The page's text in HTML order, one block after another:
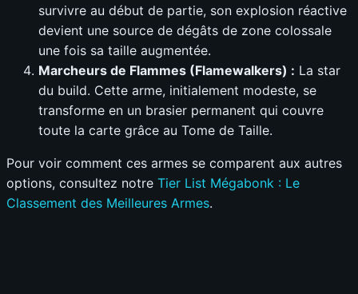
survivre au début de partie, son explosion réactive
devient une source de dégâts de zone colossale
une fois sa taille augmentée.
Marcheurs de Flammes (Flamewalkers) : La star
du build. Cette arme, initialement modeste, se
transforme en un brasier permanent qui couvre
toute la carte grâce au Tome de Taille.
Pour voir comment ces armes se comparent aux autres
options, consultez notre Tier List Mégabonk : Le
Classement des Meilleures Armes.